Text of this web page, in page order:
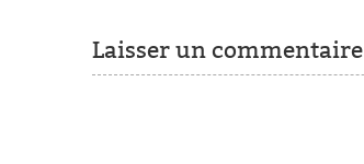
Laisser un commentaire